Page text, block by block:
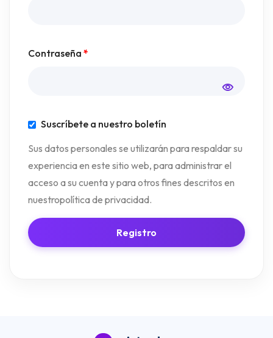
Contraseña *
Suscríbete a nuestro boletín
Sus datos personales se utilizarán para respaldar su
experiencia en este sitio web, para administrar el
acceso a su cuenta y para otros fines descritos en
nuestropolítica de privacidad.
Registro